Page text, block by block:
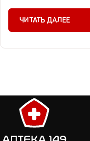
ЧИТАТЬ ДАЛЕЕ